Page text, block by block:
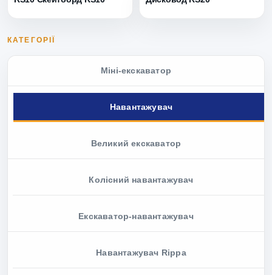
КАТЕГОРІЇ
Міні-екскаватор
Навантажувач
Великий екскаватор
Колісний навантажувач
Екскаватор-навантажувач
Навантажувач Rippa